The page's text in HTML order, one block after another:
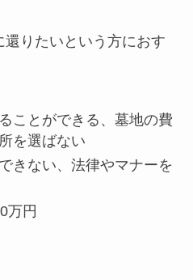
りたいという方におす
ことができる、墓地の費
を選ばない
きない、法律やマナーを
万円